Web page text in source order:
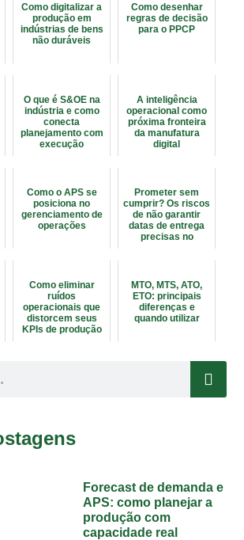
Como digitalizar a
produção em
indústrias de bens
não duráveis
Como desenhar
regras de decisão
para o PPCP
O que é S&OE na
indústria e como
conecta
planejamento com
execução
A inteligência
operacional como
próxima fronteira
da manufatura
digital
Como o APS se
posiciona no
gerenciamento de
operações
Prometer sem
cumprir? Os riscos
de não garantir
datas de entrega
precisas no
Como eliminar
ruídos
operacionais que
distorcem seus
KPIs de produção
MTO, MTS, ATO,
ETO: principais
diferenças e
quando utilizar
Forecast de demanda e
APS: como planejar a
produção com
capacidade real